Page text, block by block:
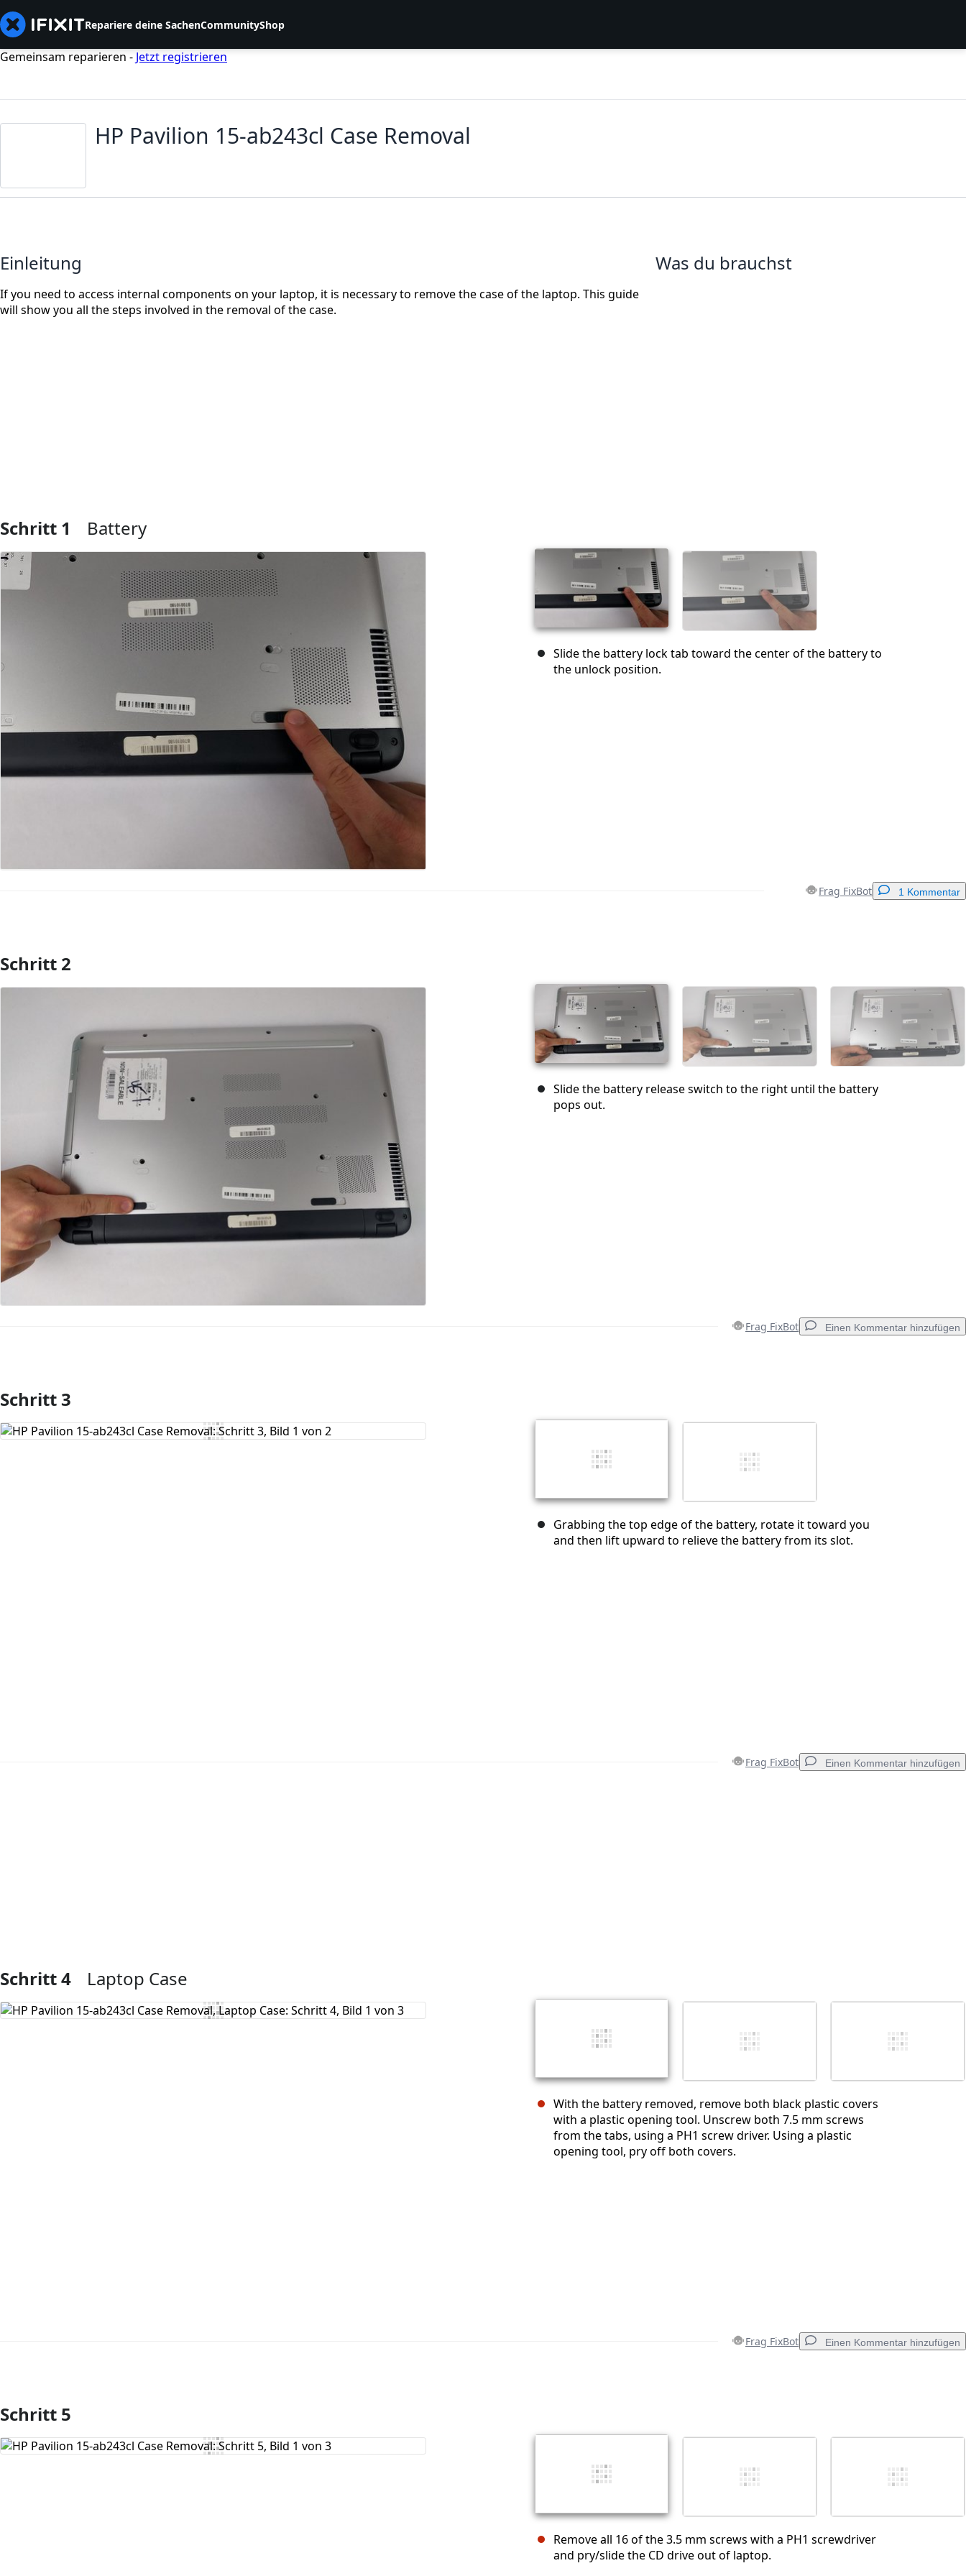
Repariere deine SachenCommunityShop
Gemeinsam reparieren - Jetzt registrieren
HP Pavilion 15-ab243cl Case Removal
Einleitung
If you need to access internal components on your laptop, it is necessary to remove the case of the laptop. This guide
will show you all the steps involved in the removal of the case.
Was du brauchst
Schritt 1 Battery
Slide the battery lock tab toward the center of the battery to
the unlock position.
Frag FixBot 1 Kommentar
Kommentar hinzufügen
Abbrechen Kommentieren
Schritt 2
Slide the battery release switch to the right until the battery
pops out.
Frag FixBot Einen Kommentar hinzufügen
Kommentar hinzufügen
Schritt 3
Grabbing the top edge of the battery, rotate it toward you
and then lift upward to relieve the battery from its slot.
Frag FixBot Einen Kommentar hinzufügen
Schritt 4 Laptop Case
With the battery removed, remove both black plastic covers
with a plastic opening tool. Unscrew both 7.5 mm screws
from the tabs, using a PH1 screw driver. Using a plastic
opening tool, pry off both covers.
Frag FixBot Einen Kommentar hinzufügen
Kommentar hinzufügen
Kommentieren
Schritt 5
Remove all 16 of the 3.5 mm screws with a PH1 screwdriver
and pry/slide the CD drive out of laptop.